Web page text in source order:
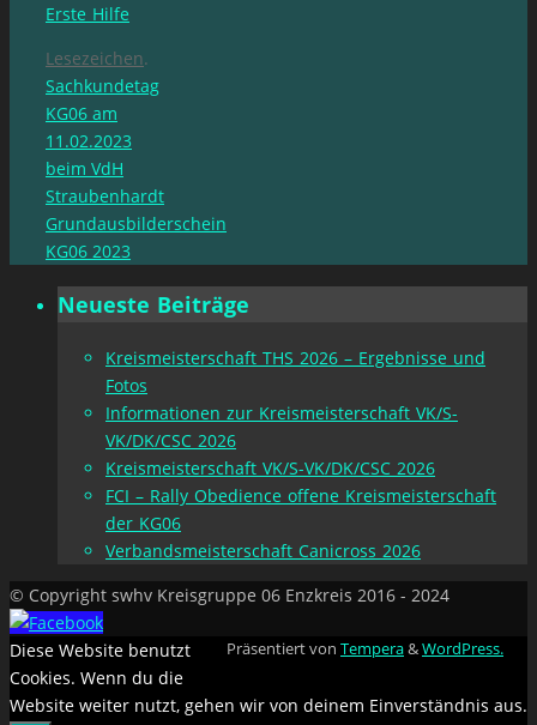
Erste Hilfe
Lesezeichen.
Sachkundetag
KG06 am
11.02.2023
beim VdH
Straubenhardt
Grundausbilderschein
KG06 2023
Neueste Beiträge
Kreismeisterschaft THS 2026 – Ergebnisse und
Fotos
Informationen zur Kreismeisterschaft VK/S-
VK/DK/CSC 2026
Kreismeisterschaft VK/S-VK/DK/CSC 2026
FCI – Rally Obedience offene Kreismeisterschaft
der KG06
Verbandsmeisterschaft Canicross 2026
© Copyright swhv Kreisgruppe 06 Enzkreis 2016 - 2024
Präsentiert von Tempera&WordPress.
Diese Website benutzt
Cookies. Wenn du die
Website weiter nutzt, gehen wir von deinem Einverständnis aus.